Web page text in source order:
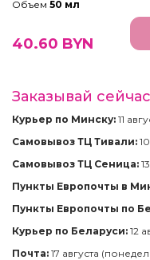
Объем 50 мл
40.60 BYN
Заказывай
Курьер по Минску: 11
Самовывоз ТЦ Тивали:
Самовывоз ТЦ Сеница:
Пункты Европочты в
Пункты Европочты по
Курьер по Беларуси: 12
Почта: 17 августа